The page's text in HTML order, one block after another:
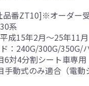
番ZT10]※オーダー
系
成15年2月～25年11月
：240G/300G/350G/
対4分割シート車専用
動式のみ適合（電動